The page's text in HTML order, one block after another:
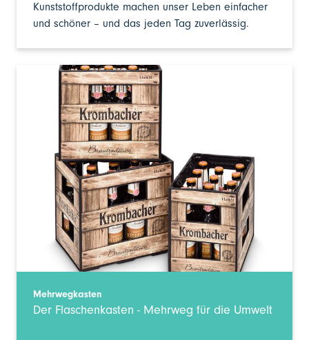
Kunststoffprodukte machen unser Leben einfacher
und schöner – und das jeden Tag zuverlässig.
Mehrwegkasten
Der Flaschenkasten - Mehrweg für die Umwelt